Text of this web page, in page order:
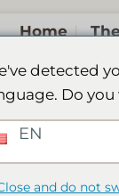
Home
detected
Do
EN
and do not